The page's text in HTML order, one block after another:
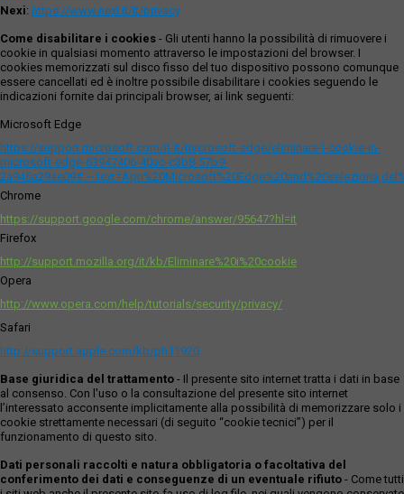
Nexi: https://www.nexi.it/it/privacy
Come disabilitare i cookies - Gli utenti hanno la possibilità di rimuovere i
cookie in qualsiasi momento attraverso le impostazioni del browser. I
cookies memorizzati sul disco fisso del tuo dispositivo possono comunque
essere cancellati ed è inoltre possibile disabilitare i cookies seguendo le
indicazioni fornite dai principali browser, ai link seguenti:
Microsoft Edge
https://support.microsoft.com/it-it/microsoft-edge/eliminare-i-cookie-in-
microsoft-edge-63947406-40ac-c3b8-57b9-
Chrome
https://support.google.com/chrome/answer/95647?hl=it
Firefox
http://support.mozilla.org/it/kb/Eliminare%20i%20cookie
Opera
http://www.opera.com/help/tutorials/security/privacy/
Safari
http://support.apple.com/kb/ph11920
Base giuridica del trattamento - Il presente sito internet tratta i dati in base
al consenso. Con l'uso o la consultazione del presente sito internet
l’interessato acconsente implicitamente alla possibilità di memorizzare solo i
cookie strettamente necessari (di seguito “cookie tecnici”) per il
funzionamento di questo sito.
Dati personali raccolti e natura obbligatoria o facoltativa del
conferimento dei dati e conseguenze di un eventuale rifiuto - Come tutti